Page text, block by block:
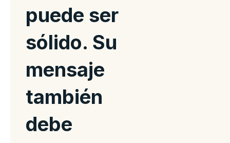
puede ser
sólido. Su
mensaje
también
debe